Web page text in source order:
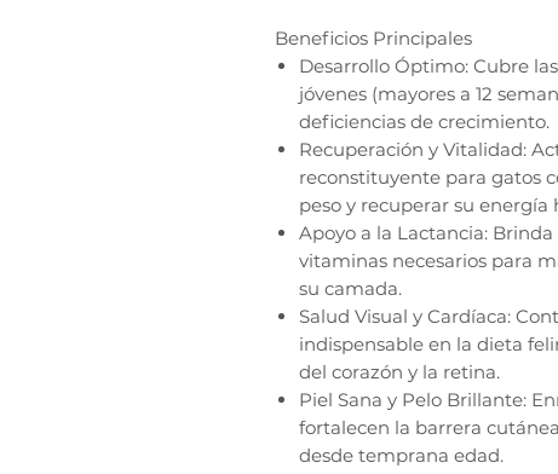
Beneficios Principales
Desarrollo Óptimo: Cubre
jóvenes (mayores a 12
deficiencias de crecimiento.
Recuperación y Vitalidad:
reconstituyente para gatos
peso y recuperar su
Apoyo a la Lactancia:
vitaminas necesarios para
su camada.
Salud Visual y Cardíaca:
indispensable en la dieta
del corazón y la retina.
Piel Sana y Pelo Brillante:
fortalecen la barrera
desde temprana edad.